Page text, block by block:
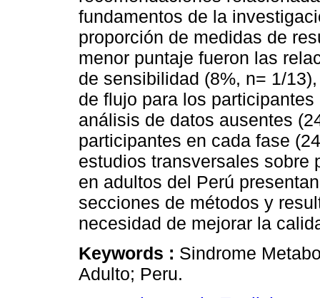
fundamentos de la
proporción de medidas de
menor puntaje fueron las
de sensibilidad (8%, n= 1/
de flujo para los
análisis de datos ausentes
participantes en cada fase
estudios transversales sobre
en adultos del Perú
secciones de métodos y
necesidad de mejorar la
Keywords : Sindrome
Adulto; Peru.